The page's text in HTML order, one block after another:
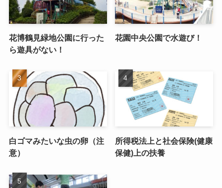
花博鶴見緑地公園に行った
ら遊具がない！
花園中央公園で水遊び！
白ゴマみたいな虫の卵（注
意）
所得税法上と社会保険(健康
保健)上の扶養